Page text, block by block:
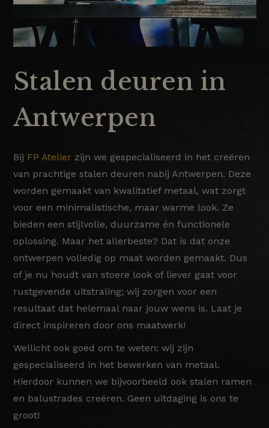
Stalen deuren in
Antwerpen
Bij FP Atelierzijn we gespecialiseerd in het creëren
van prachtige stalen deuren nabij Antwerpen. Deze
worden gemaakt van kwalitatief metaal, wat zorgt
voor een minimalistische, maar warme look. Ze
bieden een stijlvolle, duurzame én functionele
oplossing. Maar het allerbeste? Dat is dat onze
ontwerpen volledig op maat worden gemaakt. Dus
of je nu houdt van stoere look of liever gaat voor
rustgevende uitstraling; wij zorgen voor een
resultaat dat helemaal naar jouw wens is. Laat je
direct inspireren door ons maatwerk!
Wellicht ook goed om te weten: wij zijn
gespecialiseerd in het bewerken van metaal.
Hierdoor kunnen we bijvoorbeeld ook stalen ramen
en balustrades creëren. Geen uitdaging is ons te
groot!